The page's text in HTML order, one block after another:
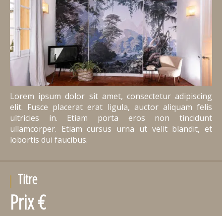
Lorem ipsum dolor sit amet, consectetur adipiscing
elit. Fusce placerat erat ligula, auctor aliquam felis
ultricies in. Etiam porta eros non tincidunt
ullamcorper. Etiam cursus urna ut velit blandit, et
lobortis dui faucibus.
Titre
Prix €